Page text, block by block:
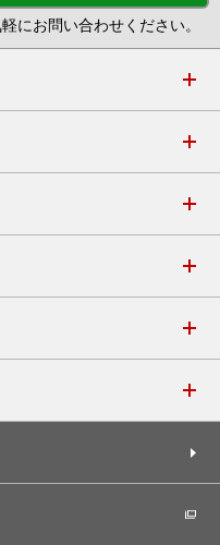
にお問い合わせください。